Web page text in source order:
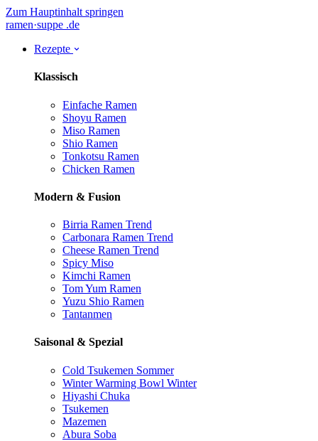
Zum Hauptinhalt springen
ramen·suppe .de
Rezepte
Klassisch
Einfache Ramen
Shoyu Ramen
Miso Ramen
Shio Ramen
Tonkotsu Ramen
Chicken Ramen
Modern & Fusion
Birria Ramen Trend
Carbonara Ramen Trend
Cheese Ramen Trend
Spicy Miso
Kimchi Ramen
Tom Yum Ramen
Yuzu Shio Ramen
Tantanmen
Saisonal & Spezial
Cold Tsukemen Sommer
Winter Warming Bowl Winter
Hiyashi Chuka
Tsukemen
Mazemen
Abura Soba